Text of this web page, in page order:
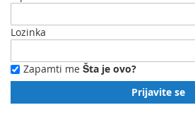
Lozinka
Zapamti me Šta je ovo?
Prijavite se